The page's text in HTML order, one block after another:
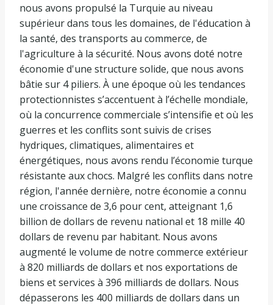
nous avons propulsé la Turquie au niveau
supérieur dans tous les domaines, de l'éducation à
la santé, des transports au commerce, de
l'agriculture à la sécurité. Nous avons doté notre
économie d'une structure solide, que nous avons
bâtie sur 4 piliers. À une époque où les tendances
protectionnistes s’accentuent à l’échelle mondiale,
où la concurrence commerciale s’intensifie et où les
guerres et les conflits sont suivis de crises
hydriques, climatiques, alimentaires et
énergétiques, nous avons rendu l’économie turque
résistante aux chocs. Malgré les conflits dans notre
région, l'année dernière, notre économie a connu
une croissance de 3,6 pour cent, atteignant 1,6
billion de dollars de revenu national et 18 mille 40
dollars de revenu par habitant. Nous avons
augmenté le volume de notre commerce extérieur
à 820 milliards de dollars et nos exportations de
biens et services à 396 milliards de dollars. Nous
dépasserons les 400 milliards de dollars dans un